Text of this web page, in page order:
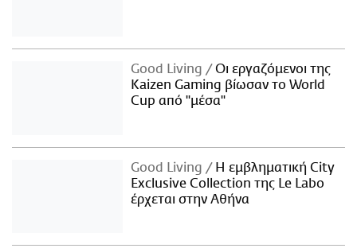
Good Living
Οι εργαζόμενοι της
Kaizen Gaming βίωσαν το World
Cup από "μέσα"
Good Living
Η εμβληματική City
Exclusive Collection της Le Labo
έρχεται στην Αθήνα